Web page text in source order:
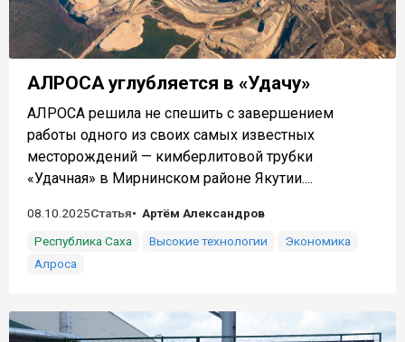
АЛРОСА углубляется в «Удачу»
АЛРОСА решила не спешить с завершением
работы одного из своих самых известных
месторождений — кимберлитовой трубки
«Удачная» в Мирнинском районе Якутии....
08.10.2025Статья
Артём Александров
Республика Саха
Высокие технологии
Экономика
Алроса